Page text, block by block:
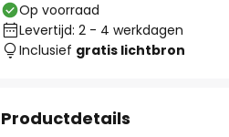
Op voorraad
Levertijd: 2 - 4 werkdagen
Inclusief gratis lichtbron
Productdetails